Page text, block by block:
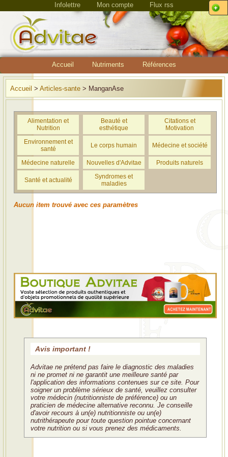
Infolettre Mon compte Flux rss
Accueil Nutriments Références
Accueil > Articles-sante > ManganAse
Alimentation et
Nutrition
Beauté et
esthétique
Citations et
Motivation
Environnement et
santé
Le corps humain Médecine et société
Médecine naturelle Nouvelles d'Advitae Produits naturels
Santé et actualité
Syndromes et
maladies
Aucun item trouvé avec ces paramètres
Avis important !
Advitae ne prétend pas faire le diagnostic des maladies
ni ne promet ni ne garantit une meilleure santé par
l'application des informations contenues sur ce site. Pour
soigner un problème sérieux de santé, veuillez consulter
votre médecin (nutritionniste de préférence) ou un
praticien de médecine alternative reconnu. Je conseille
d'avoir recours à un(e) nutritionniste ou un(e)
nutrithérapeute pour toute question pointue concernant
votre nutrition ou si vous prenez des médicaments.